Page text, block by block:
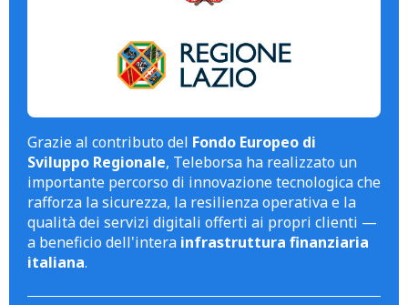
Grazie al contributo del Fondo Europeo di
Sviluppo Regionale, Teleborsa ha realizzato un
importante percorso di innovazione tecnologica che
rafforza la sicurezza, la resilienza operativa e la
qualità dei servizi digitali offerti ai propri clienti —
a beneficio dell'intera infrastruttura finanziaria
italiana.